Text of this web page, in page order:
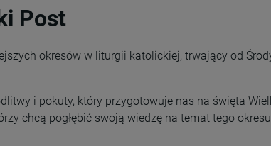
Post
okresów w liturgii katolickiej, trwający od
i pokuty, który przygotowuje nas na święta
chcą pogłębić swoją wiedzę na temat tego